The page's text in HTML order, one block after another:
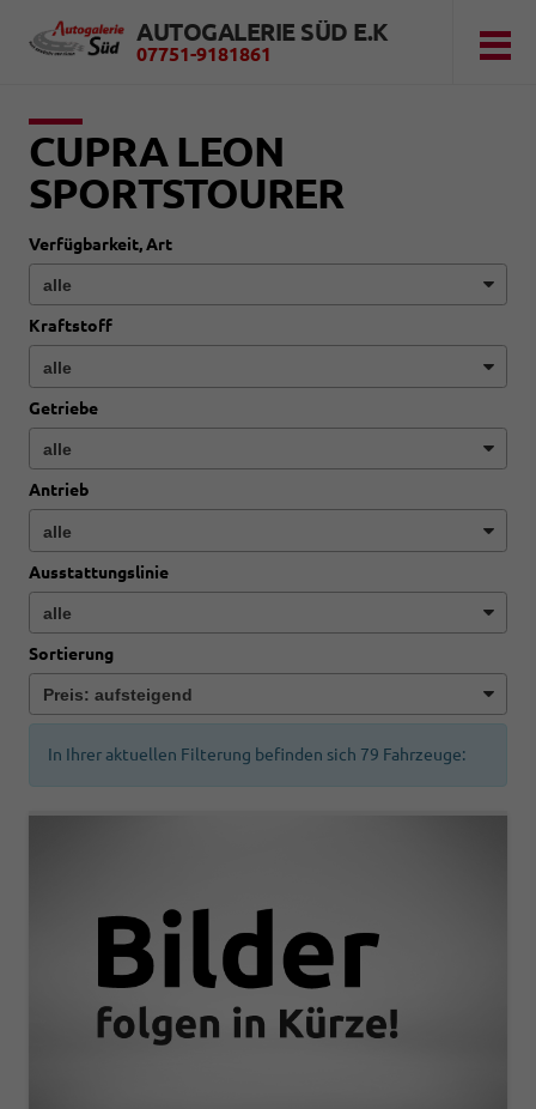
AUTOGALERIE SÜD E.K
07751-9181861
CUPRA LEON
SPORTSTOURER
Verfügbarkeit, Art
Kraftstoff
Getriebe
Antrieb
Ausstattungslinie
Sortierung
In Ihrer aktuellen Filterung befinden sich 79 Fahrzeuge: